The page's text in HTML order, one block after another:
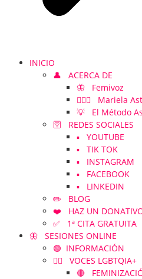
INICIO
👤 ACERCA DE
🦋 Femivoz
👱🏻‍♀️ Mariela
💡 El Método
🛜 REDES SOCIALES
▪️ YOUTUBE
▪️ TIK TOK
▪️ INSTAGRAM
▪️ FACEBOOK
▪️ LINKEDIN
✏️ BLOG
❤️ HAZ UN
✅ 1ª CITA GRATUITA
🦋 SESIONES ONLINE
🟢 INFORMACIÓN
🏳️‍🌈 VOCES LGBTQIA+
🔴